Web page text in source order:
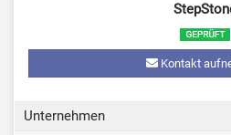
Kontakt
Unternehmen